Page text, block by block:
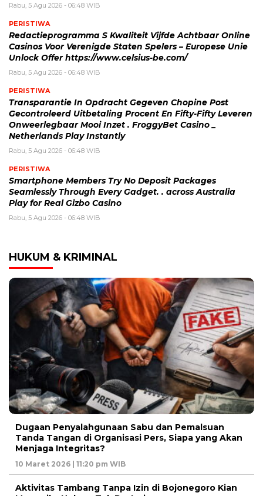
Rabu, 5 Agu 2026 - 06:48 WIB
PERISTIWA
Redactieprogramma S Kwaliteit Vijfde Achtbaar Online
Casinos Voor Verenigde Staten Spelers – Europese Unie
Unlock Offer https://www.celsius-be.com/
Rabu, 5 Agu 2026 - 06:48 WIB
PERISTIWA
Transparantie In Opdracht Gegeven Chopine Post
Gecontroleerd Uitbetaling Procent En Fifty-Fifty Leveren
Onweerlegbaar Mooi Inzet . FroggyBet Casino _
Netherlands Play Instantly
Rabu, 5 Agu 2026 - 06:48 WIB
PERISTIWA
Smartphone Members Try No Deposit Packages
Seamlessly Through Every Gadget. . across Australia
Play for Real Gizbo Casino
Rabu, 5 Agu 2026 - 06:48 WIB
HUKUM & KRIMINAL
Dugaan Penyalahgunaan Sabu dan Pemalsuan
Tanda Tangan di Organisasi Pers, Siapa yang Akan
Menjaga Integritas?
10 Maret 2026 | 11:20 pm WIB
Aktivitas Tambang Tanpa Izin di Bojonegoro Kian